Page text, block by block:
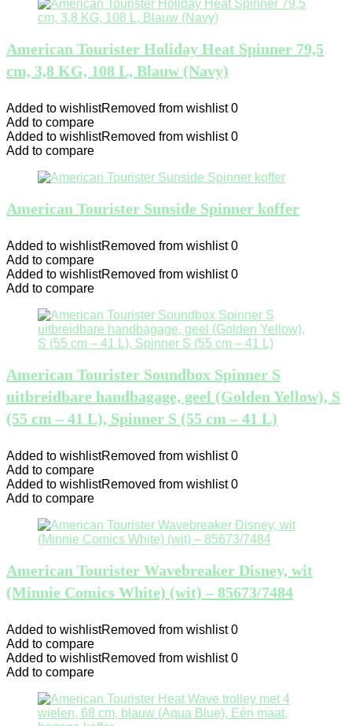
American Tourister Holiday Heat Spinner 79,5
cm, 3,8 KG, 108 L, Blauw (Navy)
Added to wishlistRemoved from wishlist 0
Add to compare
Added to wishlistRemoved from wishlist 0
Add to compare
American Tourister Sunside Spinner koffer
Added to wishlistRemoved from wishlist 0
Add to compare
Added to wishlistRemoved from wishlist 0
Add to compare
American Tourister Soundbox Spinner S
uitbreidbare handbagage, geel (Golden Yellow), S
(55 cm – 41 L), Spinner S (55 cm – 41 L)
Added to wishlistRemoved from wishlist 0
Add to compare
Added to wishlistRemoved from wishlist 0
Add to compare
American Tourister Wavebreaker Disney, wit
(Minnie Comics White) (wit) – 85673/7484
Added to wishlistRemoved from wishlist 0
Add to compare
Added to wishlistRemoved from wishlist 0
Add to compare